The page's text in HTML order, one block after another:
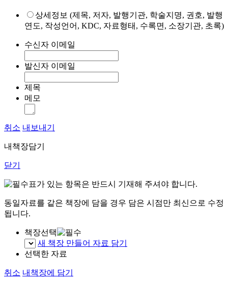
상세정보 (제목, 저자, 발행기관, 학술지명, 권호, 발행
연도, 작성언어, KDC, 자료형태, 수록면, 소장기관, 초록)
수신자 이메일
발신자 이메일
제목
메모
취소 내보내기
내책장담기
닫기
표가 있는 항목은 반드시 기재해 주셔야 합니다.
동일자료를 같은 책장에 담을 경우 담은 시점만 최신으로 수정
됩니다.
책장선택
새 책장 만들어 자료 담기
선택한 자료
취소 내책장에 담기